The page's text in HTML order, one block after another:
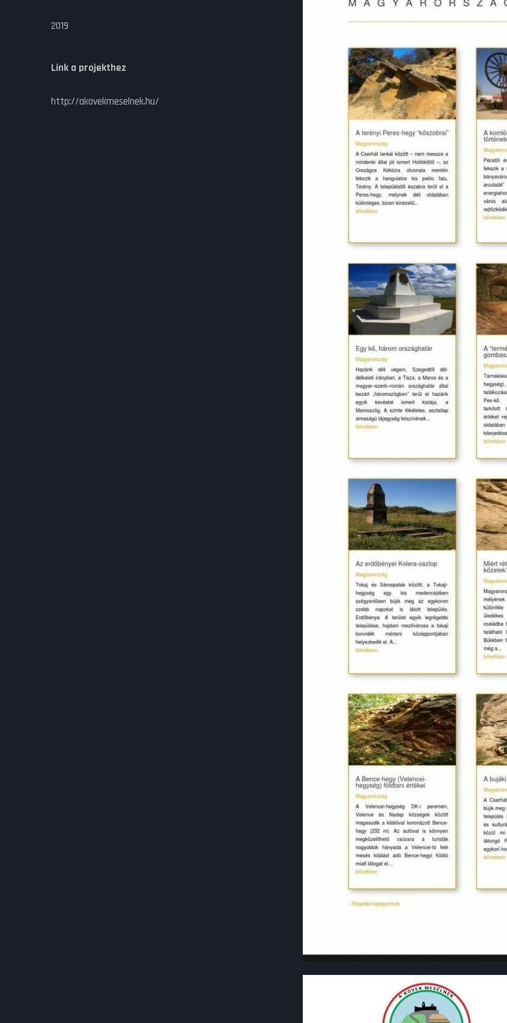
2019
Link a projekthez
http://akovekmeselnek.hu/